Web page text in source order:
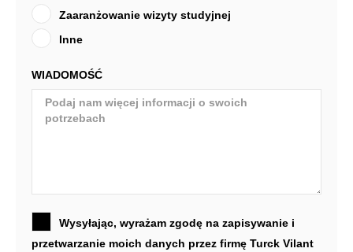
Zaaranżowanie wizyty studyjnej
Inne
WIADOMOŚĆ
Wysyłając, wyrażam zgodę na zapisywanie i
przetwarzanie moich danych przez firmę Turck Vilant